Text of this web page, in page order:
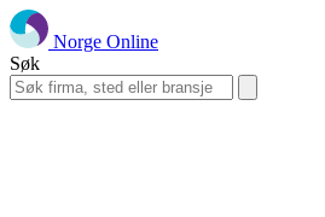
Norge Online
Søk